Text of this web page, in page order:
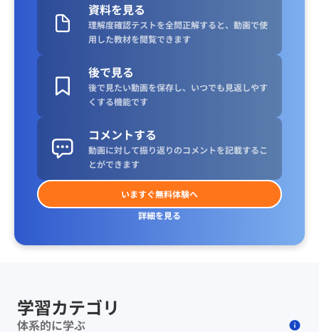
資料を見る
理解度確認テストを全問正解すると、動画で使
用した教材を閲覧できます
後で見る
後で見たい動画を保存し、いつでも見返しやす
くする機能です
コメントする
動画に対して振り返りのコメントを記載するこ
とができます
いますぐ無料体験へ
詳細を見る
学習カテゴリ
体系的に学ぶ